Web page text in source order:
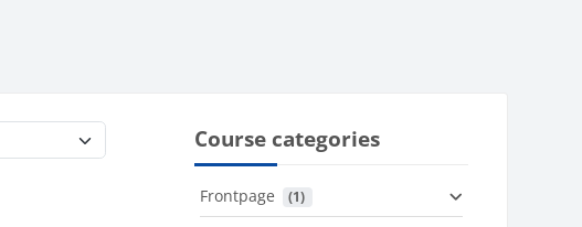
Course categories
Frontpage (1)